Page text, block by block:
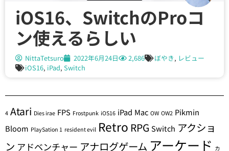
iOS16、SwitchのProコ
ン使えるらしい
NittaTetsuro 2022年6月24日 2,686 ぼやき, レビュー
iOS16, iPad, Switch
4 Atari Dies irae FPS Frostpunk iOS16 iPad Mac OW OW2 Pikmin
Bloom PlaySation 1 resident evil Retro RPG Switch アクショ
ン アドベンチャー アナログゲーム アーケード カ